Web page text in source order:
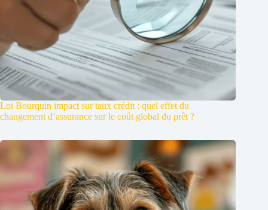
Loi Bourquin impact sur taux crédit : quel effet du
changement d’assurance sur le coût global du prêt ?